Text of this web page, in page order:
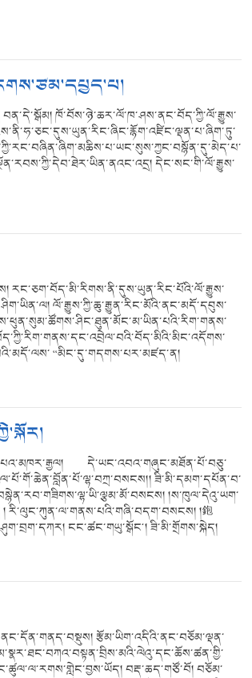
ཁོ་བོས་ཉེ་ཆར་ལོ་ཁ་ཤས་ནང་བོད་ཀྱི་ལོ་རྒྱུས་
དེང་སང་གི་ལོ་རྒྱུས་
རང་ཅག་བོད་མི་རིགས་ནི་དུས་ཡུན་རིང་པོའི་ལོ་རྒྱུས་
ལོ་རྒྱུས་ཀྱི་ཆུ་རྒྱུན་རིང་མོའི་ནང་མདོ་དབུས་
“མིང་དུ་གདགས་པར་མཛད་ན།
དེ་ཡང་འབའ་གཞུང་མཐོན་པོ་བཅུ་
ཟི་མི་དམག་དཔོན་བ་
།ས་ཁུལ་དེའུ་ཡག་
རི་ལུང་ཀུན་ལ་གནས་པའི་གཞི་བདག་བསངས། །鉋
ངང་ཚང་གཡུ་སྒོང༌། ཟི་མི་གྲོགས་སྐེད།
རྩོམ་ཡིག་འདིའི་ནང་བཅོམ་ལྡན་
བརྡ་ཆད་གཙོ་བོ། བཅོམ་